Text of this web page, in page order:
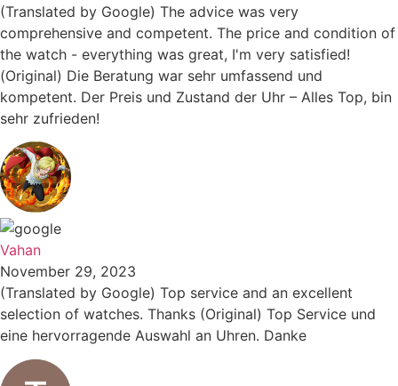
(Translated by Google) The advice was very
comprehensive and competent. The price and condition of
the watch - everything was great, I'm very satisfied!
(Original) Die Beratung war sehr umfassend und
kompetent. Der Preis und Zustand der Uhr – Alles Top, bin
sehr zufrieden!
Vahan
November 29, 2023
(Translated by Google) Top service and an excellent
selection of watches. Thanks (Original) Top Service und
eine hervorragende Auswahl an Uhren. Danke